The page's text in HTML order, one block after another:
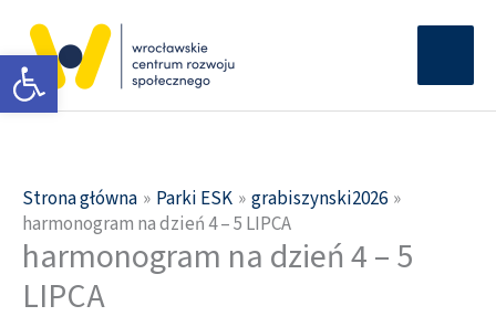
Otwórz pasek narzędzi
treści
Strona główna Parki ESK
grabiszynski2026
harmonogram na dzień 4 – 5 LIPCA
harmonogram na dzień 4 – 5
LIPCA